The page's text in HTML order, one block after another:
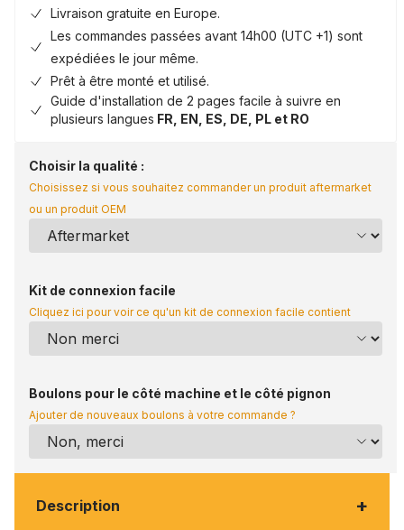
Livraison gratuite en Europe.
Les commandes passées avant 14h00 (UTC +1) sont
expédiées le jour même.
Prêt à être monté et utilisé.
Guide d'installation de 2 pages facile à suivre en
plusieurs langues FR, EN, ES, DE, PL et RO
Choisir la qualité :
Choisissez si vous souhaitez commander un produit aftermarket
ou un produit OEM
Kit de connexion facile
Cliquez ici pour voir ce qu'un kit de connexion facile contient
Boulons pour le côté machine et le côté pignon
Ajouter de nouveaux boulons à votre commande ?
Description +